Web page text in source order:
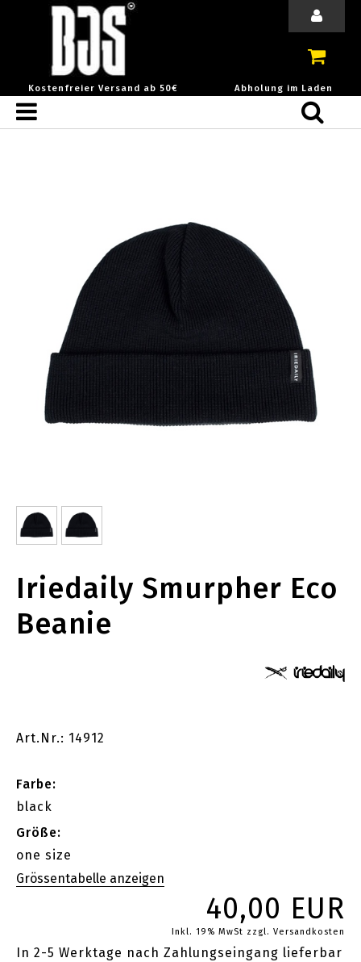
Kostenfreier Versand ab 50€ Abholung im Laden
Iriedaily Smurpher Eco
Beanie
Art.Nr.: 14912
Farbe:
black
Größe:
one size
40,00 EUR
Inkl. 19% MwSt zzgl. Versandkosten
In 2-5 Werktage nach Zahlungseingang lieferbar